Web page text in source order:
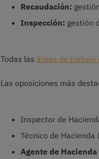
Recaudación:
Inspección: gestión
Todas las áreas de trabajo
Las oposiciones más
Inspector de
Técnico de Hacienda
Agente de Hacienda